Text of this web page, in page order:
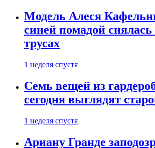
Модель Алеся
синей помадой
трусах
1 неделя спустя
Семь вещей из
сегодня выглядят
1 неделя спустя
Ариану Гранде